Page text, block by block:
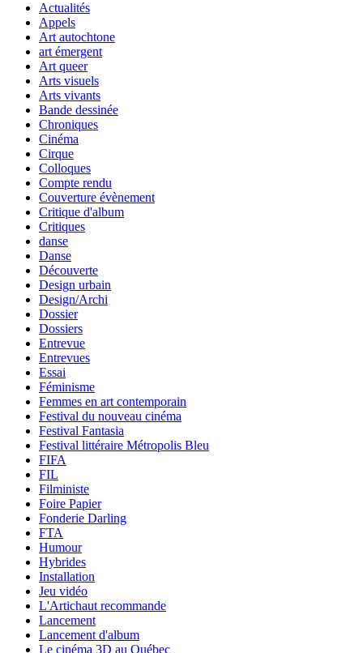
Actualités
Appels
Art autochtone
art émergent
Art queer
Arts visuels
Arts vivants
Bande dessinée
Chroniques
Cinéma
Cirque
Colloques
Compte rendu
Couverture évènement
Critique d'album
Critiques
danse
Danse
Découverte
Design urbain
Design/Archi
Dossier
Dossiers
Entrevue
Entrevues
Essai
Féminisme
Femmes en art contemporain
Festival du nouveau cinéma
Festival Fantasia
Festival littéraire Métropolis Bleu
FIFA
FIL
Filministe
Foire Papier
Fonderie Darling
FTA
Humour
Hybrides
Installation
Jeu vidéo
L'Artichaut recommande
Lancement
Lancement d'album
Le cinéma 3D au Québec